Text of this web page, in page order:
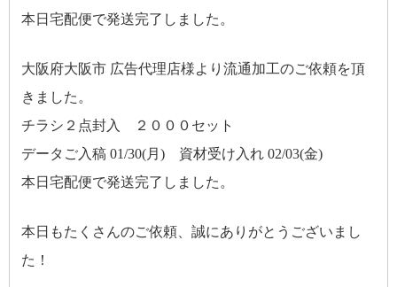
本日宅配便で発送完了しました。
大阪府大阪市 広告代理店様より流通加工のご依頼を頂
きました。
チラシ２点封入 ２０００セット
データご入稿 01/30(月) 資材受け入れ 02/03(金)
本日宅配便で発送完了しました。
本日もたくさんのご依頼、誠にありがとうございまし
た！